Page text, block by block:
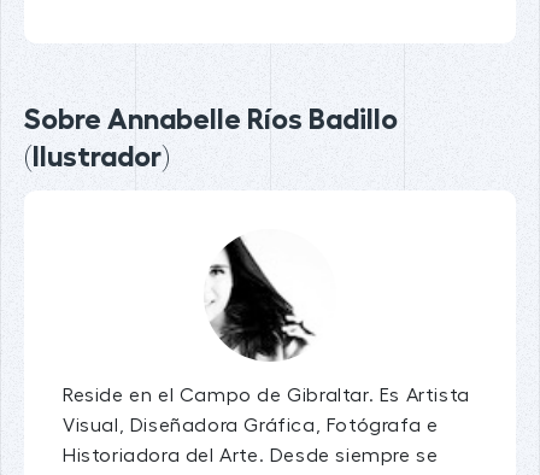
Sobre Annabelle Ríos Badillo
(Ilustrador)
Reside en el Campo de Gibraltar. Es Artista
Visual, Diseñadora Gráfica, Fotógrafa e
Historiadora del Arte. Desde siempre se